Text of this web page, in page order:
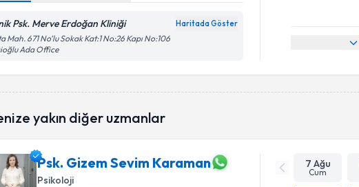
Psk. Merve Erdoğan Kliniği Haritada Göster
Mah. 671 No’lu Sokak Kat:1 No:26 Kapı No:106
Ada Office
yakın diğer uzmanlar
Psk. Gizem Sevim Karaman
Psikoloji
7 Ağu
Cum